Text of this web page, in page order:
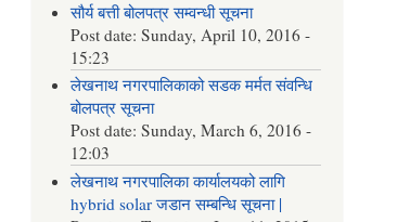
सौर्य बत्ती बोलपत्र सम्वन्धी सूचना
Post date: Sunday, April 10, 2016 -
15:23
लेखनाथ नगरपालिकाको सडक मर्मत संवन्धि
बोलपत्र सूचना
Post date: Sunday, March 6, 2016 -
12:03
लेखनाथ नगरपालिका कार्यालयको लागि
hybrid solar जडान सम्बन्धि सूचना |